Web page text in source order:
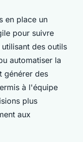
en place un
pour suivre
utilisant des outils
automatiser la
générer des
à l'équipe
plus
aux